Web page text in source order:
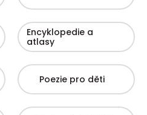
Encyklopedie a
atlasy
Poezie pro děti